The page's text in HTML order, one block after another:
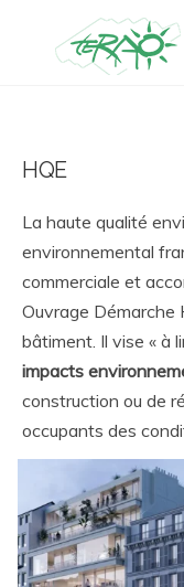
HQE
La haute qualité
environnemental
commerciale et
Ouvrage Démarche
bâtiment. Il vise « à
impacts
construction ou de
occupants des